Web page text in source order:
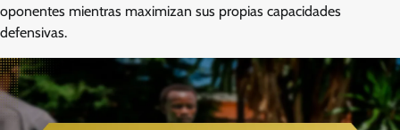
oponentes mientras maximizan sus propias capacidades
defensivas.